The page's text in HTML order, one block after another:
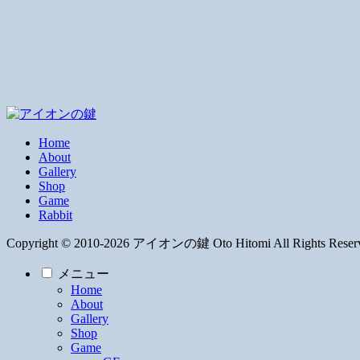
Home
About
Gallery
Shop
Game
Rabbit
Copyright © 2010-2026 アイオンの鍵 Oto Hitomi All Rights
メニュー
Home
About
Gallery
Shop
Game